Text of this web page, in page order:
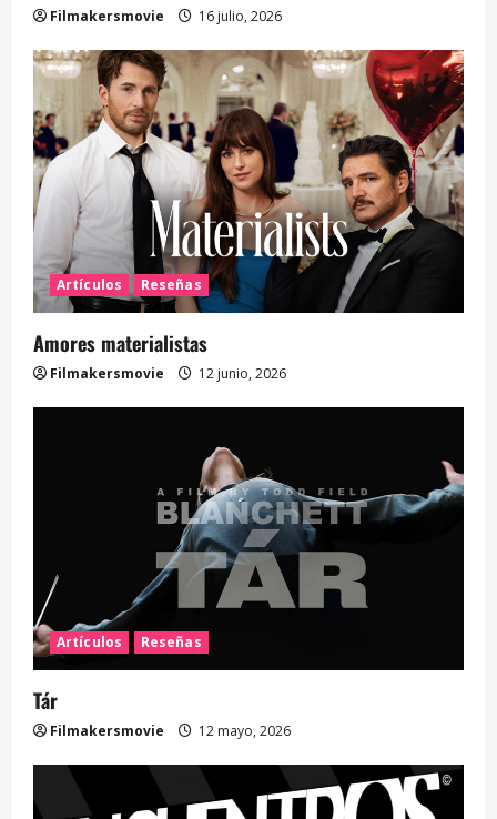
Filmakersmovie 16 julio, 2026
Artículos Reseñas
Amores materialistas
Filmakersmovie 12 junio, 2026
Artículos Reseñas
Tár
Filmakersmovie 12 mayo, 2026